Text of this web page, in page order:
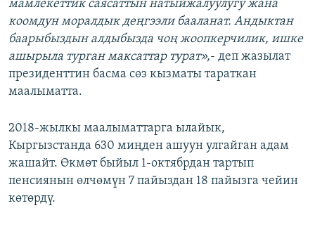
мамлекеттик саясаттын натыйжалуулугу жана
коомдун моралдык деңгээли бааланат. Андыктан
баарыбыздын алдыбызда чоң жоопкерчилик, ишке
ашырыла турган максаттар турат»,- деп жазылат
президенттин басма сөз кызматы тараткан
маалыматта.
2018-жылкы маалыматтарга ылайык,
Кыргызстанда 630 миңден ашуун улгайган адам
жашайт. Өкмөт быйыл 1-октябрдан тартып
пенсиянын өлчөмүн 7 пайыздан 18 пайызга чейин
көтөрдү.